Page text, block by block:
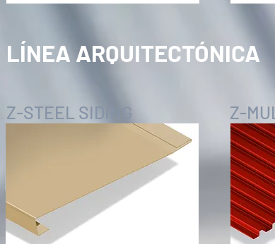
LÍNEA ARQUITECTÓNICA
Z-STEEL SIDING Z-